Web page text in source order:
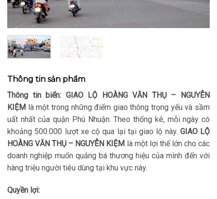
Thông tin sản phẩm
Thông tin biển: GIAO LỘ HOÀNG VĂN THỤ – NGUYỄN
KIỆM là một trong những điểm giao thông trọng yếu và sầm
uất nhất của quận Phú Nhuận. Theo thống kê, mỗi ngày có
khoảng 500.000 lượt xe cộ qua lại tại giao lộ này. GIAO LỘ
HOÀNG VĂN THỤ – NGUYỄN KIỆM là một lợi thế lớn cho các
doanh nghiệp muốn quảng bá thương hiệu của mình đến với
hàng triệu người tiêu dùng tại khu vực này.
Quyền lợi: